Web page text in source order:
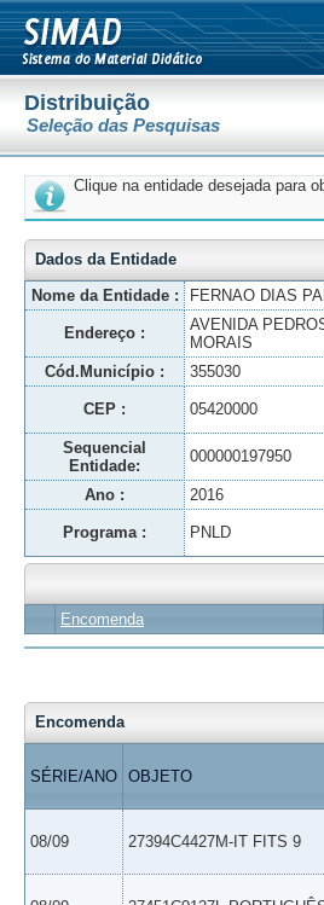
Distribuição
Seleção das Pesquisas
Clique na entidade desejada para
Dados da Entidade
Nome da Entidade :
FERNAO DIAS
Endereço :
AVENIDA
MORAIS
Cód.Município : 355030
CEP : 05420000
Sequencial
Entidade:
000000197950
Ano : 2016
Programa : PNLD
Encomenda
Encomenda
SÉRIE/ANO OBJETO
08/09 27394C4427M-IT FITS 9